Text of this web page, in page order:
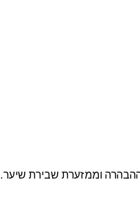
וממזערת שבירת שיער.